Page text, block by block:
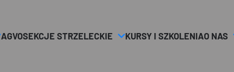
AGVOSEKCJE STRZELECKIE KURSY I SZKOLENIAO NAS